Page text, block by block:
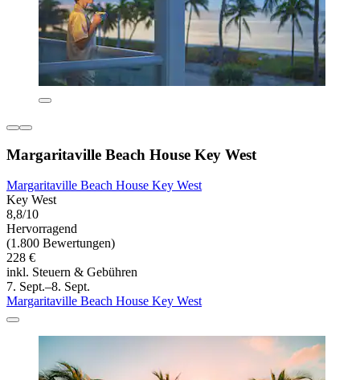
Margaritaville Beach House Key West
Margaritaville Beach House Key West
Key West
8,8/10
Hervorragend
(1.800 Bewertungen)
228 €
inkl. Steuern & Gebühren
7. Sept.–8. Sept.
Margaritaville Beach House Key West